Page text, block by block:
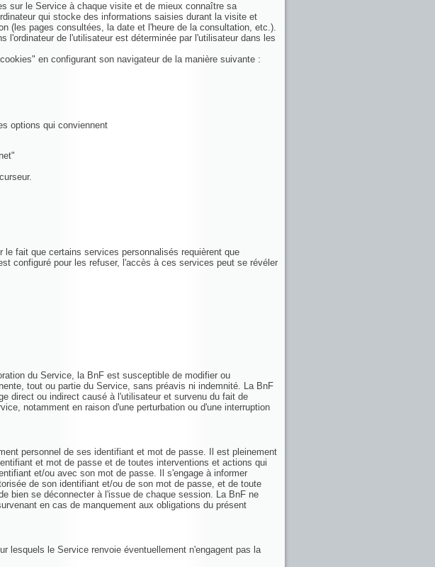
sur le Service à chaque visite et de mieux connaître sa
qui stocke des informations saisies durant la visite et
(les pages consultées, la date et l'heure de la consultation, etc.).
l'ordinateur de l'utilisateur est déterminée par l'utilisateur dans les
en configurant son navigateur de la manière suivante :
options qui conviennent
fait que certains services personnalisés requièrent que
configuré pour les refuser, l'accès à ces services peut se révéler
du Service, la BnF est susceptible de modifier ou
tout ou partie du Service, sans préavis ni indemnité. La BnF
direct ou indirect causé à l'utilisateur et survenu du fait de
notamment en raison d'une perturbation ou d'une interruption
personnel de ses identifiant et mot de passe. Il est pleinement
et mot de passe et de toutes interventions et actions qui
et/ou avec son mot de passe. Il s'engage à informer
de son identifiant et/ou de son mot de passe, et de toute
bien se déconnecter à l'issue de chaque session. La BnF ne
en cas de manquement aux obligations du présent
lesquels le Service renvoie éventuellement n'engagent pas la